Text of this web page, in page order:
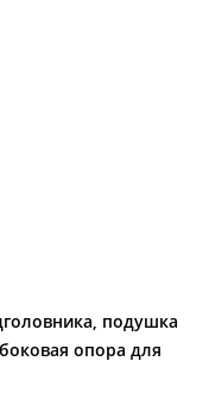
подушка
опора для